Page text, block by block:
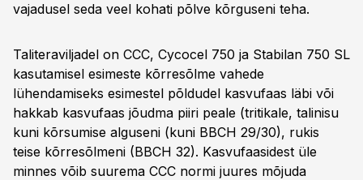
vajadusel seda veel kohati põlve kõrguseni teha.
Taliteraviljadel on CCC, Cycocel 750 ja Stabilan 750 SL
kasutamisel esimeste kõrresõlme vahede
lühendamiseks esimestel põldudel kasvufaas läbi või
hakkab kasvufaas jõudma piiri peale (tritikale, talinisu
kuni kõrsumise alguseni (kuni BBCH 29/30), rukis
teise kõrresõlmeni (BBCH 32). Kasvufaasidest üle
minnes võib suurema CCC normi juures mõjuda